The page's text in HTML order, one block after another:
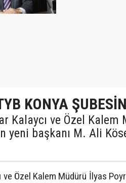
KONYA
Kalaycı ve Özel
yeni başkanı M. Ali
ve Özel Kalem Müdürü İlyas